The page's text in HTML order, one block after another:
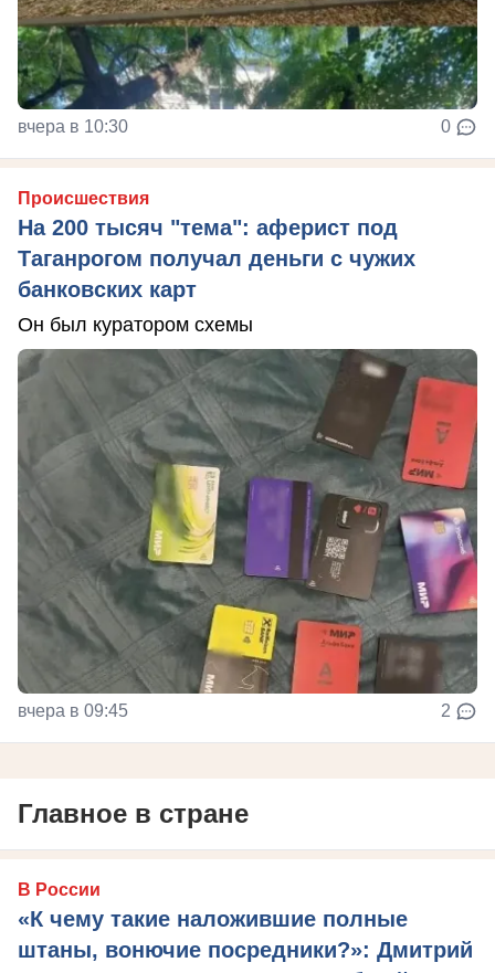
вчера в 10:30 0
Происшествия
На 200 тысяч "тема": аферист под
Таганрогом получал деньги с чужих
банковских карт
Он был куратором схемы
вчера в 09:45 2
Главное в стране
В России
«К чему такие наложившие полные
штаны, вонючие посредники?»: Дмитрий